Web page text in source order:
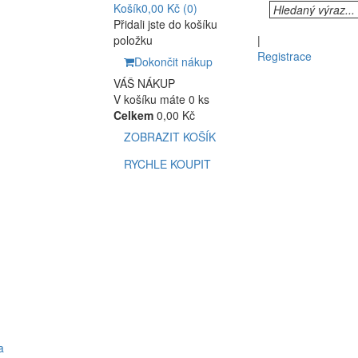
Košík0,00 Kč (0)
Přidali jste do košíku
položku
Dokončit nákup
VÁŠ NÁKUP
V košíku máte 0 ks
Celkem 0,00 Kč
ZOBRAZIT KOŠÍK
RYCHLE KOUPIT
|
Registrace